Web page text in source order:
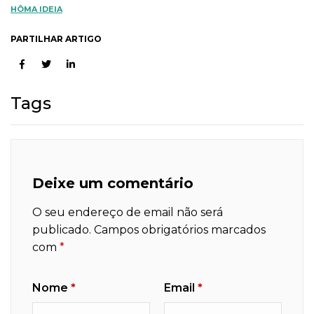
HÔMA IDEIA
PARTILHAR ARTIGO
Tags
Deixe um comentário
O seu endereço de email não será
publicado. Campos obrigatórios marcados
com *
Nome * Email *